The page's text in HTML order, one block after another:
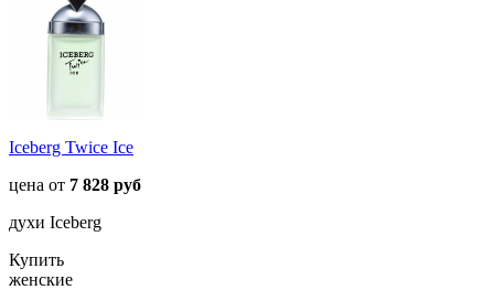
Iceberg Twice Ice
цена от 7 828 руб
духи Iceberg
Купить
женские